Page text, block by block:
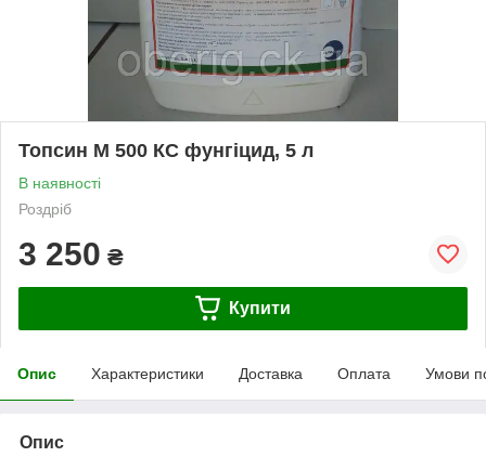
Топсин М 500 КС фунгіцид, 5 л
В наявності
Роздріб
3 250 ₴
Купити
Опис Характеристики Доставка Оплата Умови
Опис